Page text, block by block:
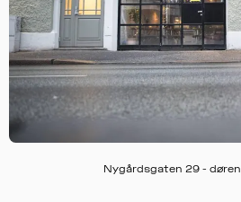
Nygårdsgaten 29 -